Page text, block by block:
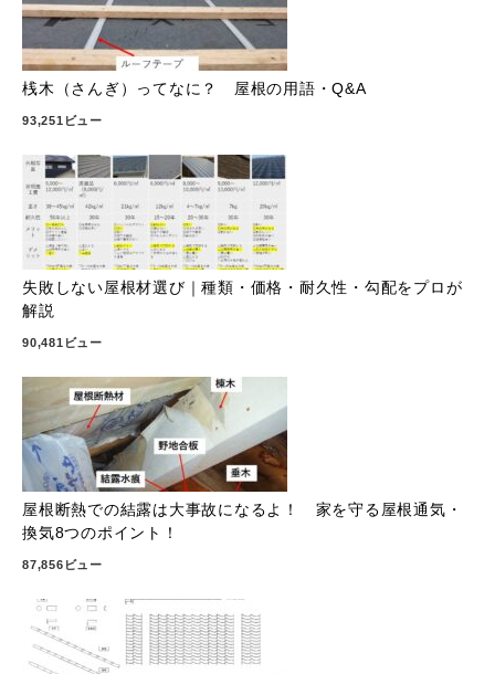
桟木（さんぎ）ってなに？ 屋根の用語・Q&A
93,251ビュー
失敗しない屋根材選び｜種類・価格・耐久性・勾配をプロが
解説
90,481ビュー
屋根断熱での結露は大事故になるよ！ 家を守る屋根通気・
換気8つのポイント！
87,856ビュー